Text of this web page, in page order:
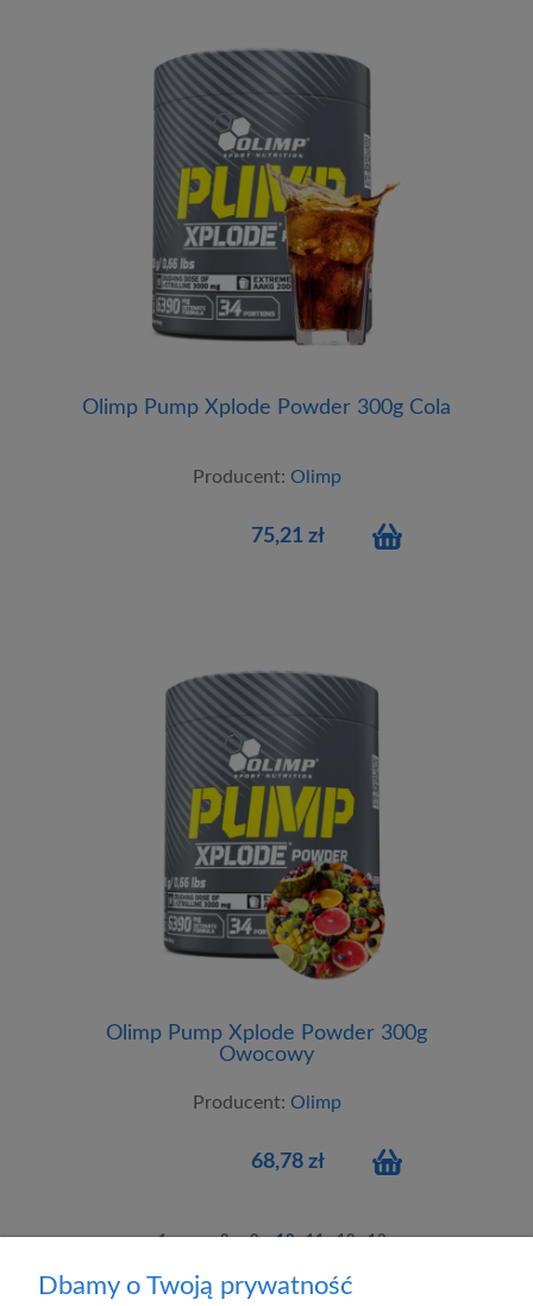
Olimp Pump Xplode Powder 300g Cola
Producent: Olimp
75,21 zł
Olimp Pump Xplode Powder 300g
Owocowy
Producent: Olimp
68,78 zł
1 ... 8 9 10 11 12 13
Dbamy o Twoją prywatność